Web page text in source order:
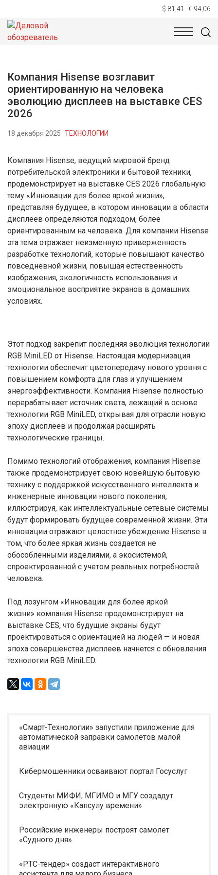
$ 81,41 € 94,06
НОВОСТИ
Компания Hisense возглавит
ориентированную на человека
эволюцию дисплеев на выставке CES
2026
18 декабря 2025 ТЕХНОЛОГИИ
Компания Hisense, ведущий мировой бренд
потребительской электроники и бытовой техники,
продемонстрирует на выставке CES 2026 глобальную
тему «Инновации для более яркой жизни»,
представляя будущее, в котором инновации в области
дисплеев определяются подходом, более
ориентированным на человека. Для компании Hisense
эта тема отражает неизменную приверженность
разработке технологий, которые повышают качество
повседневной жизни, повышая естественность
изображения, экологичность использования и
эмоциональное восприятие экранов в домашних
условиях.
Этот подход закрепит последняя эволюция технологии
RGB MiniLED от Hisense. Настоящая модернизация
технологии обеспечит цветопередачу нового уровня с
повышением комфорта для глаз и улучшением
энергоэффективности. Компания Hisense полностью
перерабатывает источник света, лежащий в основе
технологии RGB MiniLED, открывая для отрасли новую
эпоху дисплеев и продолжая расширять
технологические границы.
Помимо технологий отображения, компания Hisense
также продемонстрирует свою новейшую бытовую
технику с поддержкой искусственного интеллекта и
инженерные инновации нового поколения,
иллюстрируя, как интеллектуальные сетевые системы
будут формировать будущее современной жизни. Эти
инновации отражают целостное убеждение Hisense в
том, что более яркая жизнь создается не
обособленными изделиями, а экосистемой,
спроектированной с учетом реальных потребностей
человека.
Под лозунгом «Инновации для более яркой
жизни» компания Hisense продемонстрирует на
выставке CES, что будущие экраны будут
проектироваться с ориентацией на людей — и новая
эпоха совершенства дисплеев начнется с обновления
технологии RGB MiniLED.
«Смарт-Технологии» запустили приложение для
автоматической заправки самолетов малой
авиации
Кибермошенники осваивают портал Госуслуг
Студенты МИФИ, МГИМО и МГУ создадут
электронную «Капсулу времени»
Российские инженеры построят самолет
«Судного дня»
«РТС-тендер» создаст интерактивного